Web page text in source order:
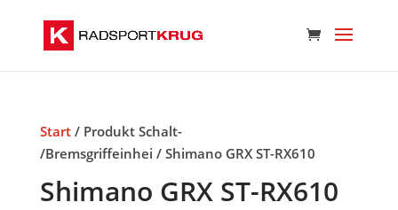
Start/ Produkt Schalt-
/Bremsgriffeinhei / Shimano GRX ST-RX610
Shimano GRX ST-RX610